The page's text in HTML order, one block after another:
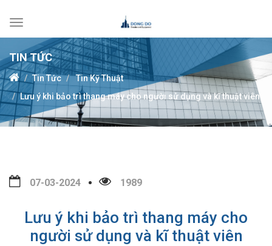
Toggle
navigation
TIN TỨC
Tin Tức
Tin Kỹ Thuật
Lưu ý khi bảo trì thang máy cho người sử dụng và kĩ thuật viên
07-03-2024 1989
Lưu ý khi bảo trì thang máy cho
người sử dụng và kĩ thuật viên